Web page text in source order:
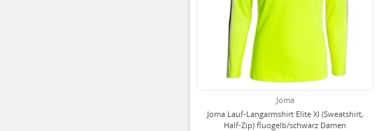
Joma
Joma Lauf-Langarmshirt Elite XI (Sweatshirt,
Half-Zip) fluogelb/schwarz Damen